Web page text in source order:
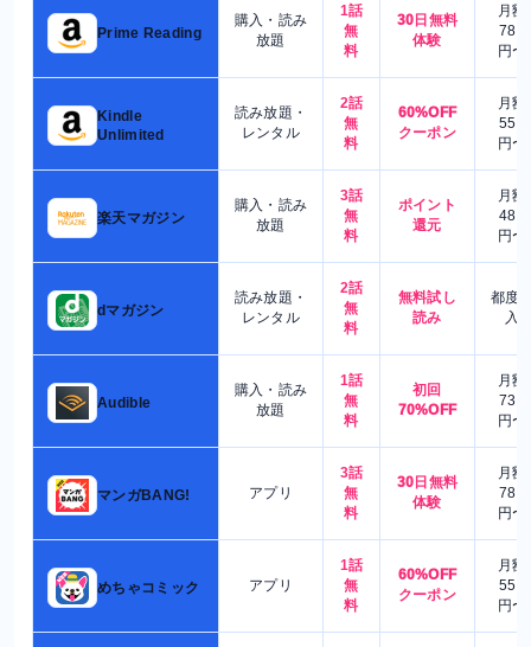
Prime Reading
購入・読み
放題
1話
無
料
30日無料
体験
月額
780
円〜
Kindle
Unlimited
読み放題・
レンタル
2話
無
料
60%OFF
クーポン
月額
550
円〜
楽天マガジン
購入・読み
放題
3話
無
料
ポイント
還元
月額
480
円〜
dマガジン
読み放題・
レンタル
2話
無
料
無料試し
読み
都度
入
Audible
購入・読み
放題
1話
無
料
初回
70%OFF
月額
730
円〜
マンガBANG! アプリ
3話
無
料
30日無料
体験
月額
780
円〜
めちゃコミック アプリ
1話
無
料
60%OFF
クーポン
月額
550
円〜